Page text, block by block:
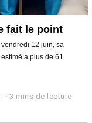
fait le point
12 juin, sa
à plus de 61
3 mins de lecture